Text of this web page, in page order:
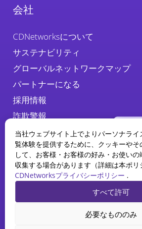
会社
CDNetworksについて
サステナビリティ
グローバルネットワークマップ
パートナーになる
採用情報
詐欺警報
法務
当社ウェブサイト上でよりパーソナラ
覧体験を提供するために、クッキーや
して、お客様・お客様の好み・お使い
収集する場合があります（詳細は本ポリ
CDNetworksプライバシーポリシー .
すべて許可
必要なもののみ
セキュ